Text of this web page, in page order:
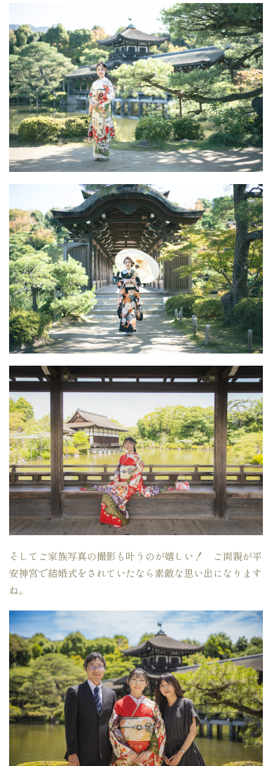
そしてご家族写真の撮影も叶うのが嬉しい！ ご両親が平
安神宮で結婚式をされていたなら素敵な思い出になります
ね。